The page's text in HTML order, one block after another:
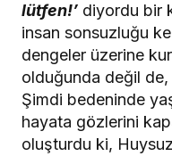
lütfen!’ diyordu bir
insan sonsuzluğu
dengeler üzerine
olduğunda değil
Şimdi bedeninde
hayata gözlerini
oluşturdu ki,